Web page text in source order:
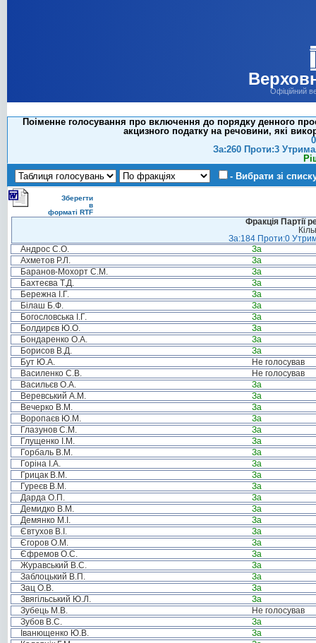
Офіційний
Поіменне голосування про включення до порядку денного
акцизного податку на речовини, які
За:260 Проти:3
- Вибрати зі
Зберегти
в
форматі RTF
Фракція Партії
За:184 Проти:0
Андрос С.О.
За
Ахметов Р.Л.
За
Баранов-Мохорт С.М.
За
Бахтеєва Т.Д.
За
Бережна І.Г.
За
Білаш Б.Ф.
За
Богословська І.Г.
За
Болдирєв Ю.О.
За
Бондаренко О.А.
За
Борисов В.Д.
За
Бут Ю.А.
Не голосував
Василенко С.В.
Не голосував
Васильєв О.А.
За
Веревський А.М.
За
Вечерко В.М.
За
Воропаєв Ю.М.
За
Глазунов С.М.
За
Глущенко І.М.
За
Горбаль В.М.
За
Горіна І.А.
За
Грицак В.М.
За
Гуреєв В.М.
За
Дарда О.П.
За
Демидко В.М.
За
Демянко М.І.
За
Євтухов В.І.
За
Єгоров О.М.
За
Єфремов О.С.
За
Журавський В.С.
За
Заблоцький В.П.
За
Зац О.В.
За
Звягільський Ю.Л.
За
Зубець М.В.
Не голосував
Зубов В.С.
За
Іванющенко Ю.В.
За